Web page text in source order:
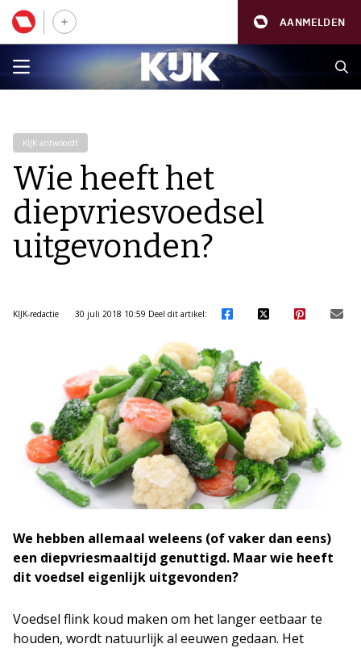
AANMELDEN
KIJK antwoordt
Wie heeft het
diepvriesvoedsel
uitgevonden?
KIJK-redactie 30 juli 2018 10:59 Deel dit artikel:
We hebben allemaal weleens (of vaker dan eens)
een diepvriesmaaltijd genuttigd. Maar wie heeft
dit voedsel eigenlijk uitgevonden?
Voedsel flink koud maken om het langer eetbaar te
houden, wordt natuurlijk al eeuwen gedaan. Het